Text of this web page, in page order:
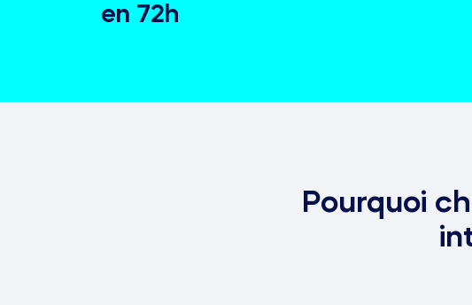
en 72h
Pourquoi